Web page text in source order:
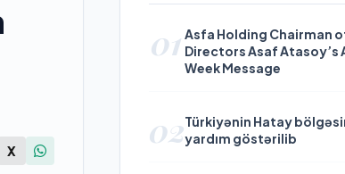
X
01 Asfa Holding Chairman
Directors Asaf Atasoy’s
Week Message
02Türkiyənin Hatay
yardım göstərilib